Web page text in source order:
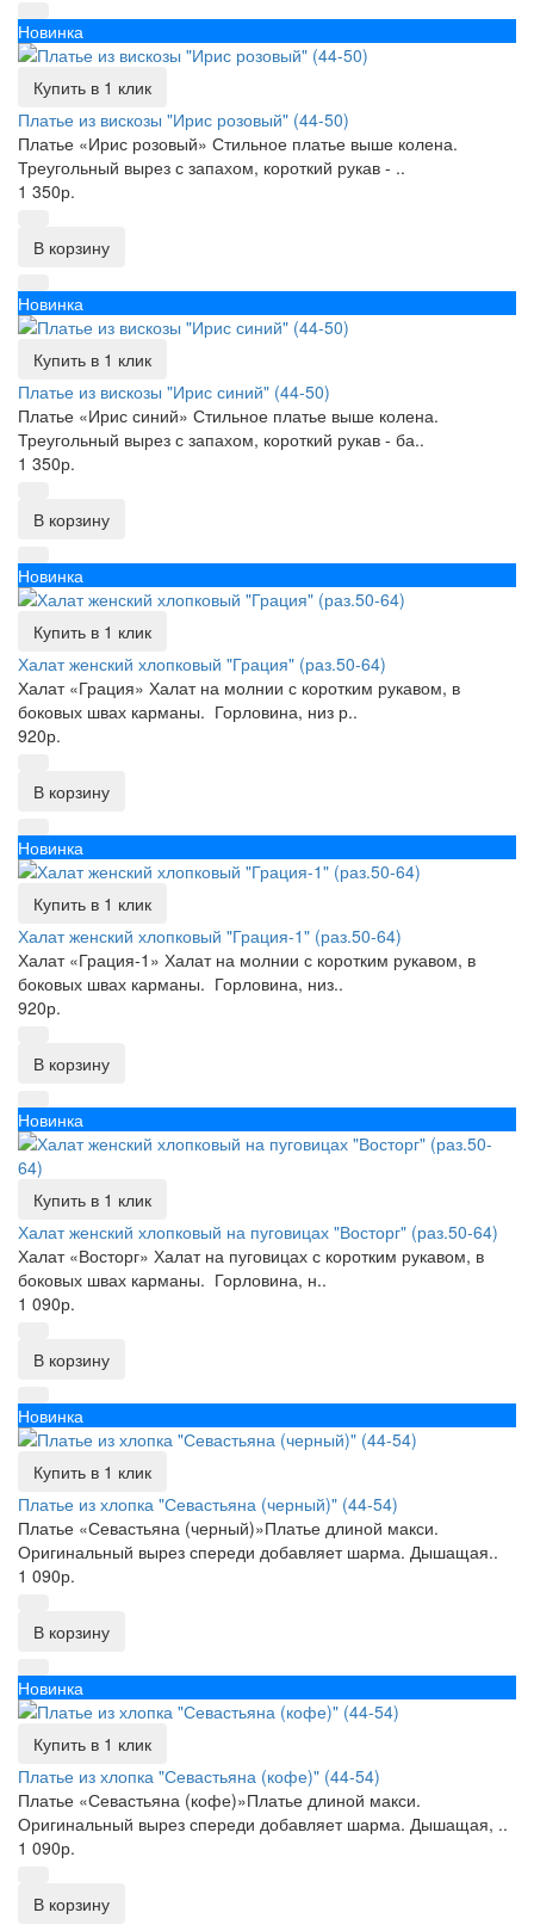
Новинка
Купить в 1 клик
Платье из вискозы "Ирис розовый" (44-50)
Платье «Ирис розовый» Стильное платье выше колена.
Треугольный вырез с запахом, короткий рукав - ..
1 350р.
В корзину
Новинка
Купить в 1 клик
Платье из вискозы "Ирис синий" (44-50)
Платье «Ирис синий» Стильное платье выше колена.
Треугольный вырез с запахом, короткий рукав - ба..
1 350р.
В корзину
Новинка
Купить в 1 клик
Халат женский хлопковый "Грация" (раз.50-64)
Халат «Грация» Халат на молнии с коротким рукавом, в
боковых швах карманы. Горловина, низ р..
920р.
В корзину
Новинка
Купить в 1 клик
Халат женский хлопковый "Грация-1" (раз.50-64)
Халат «Грация-1» Халат на молнии с коротким рукавом, в
боковых швах карманы. Горловина, низ..
920р.
В корзину
Новинка
Купить в 1 клик
Халат женский хлопковый на пуговицах "Восторг" (раз.50-64)
Халат «Восторг» Халат на пуговицах с коротким рукавом, в
боковых швах карманы. Горловина, н..
1 090р.
В корзину
Новинка
Купить в 1 клик
Платье из хлопка "Севастьяна (черный)" (44-54)
Платье «Севастьяна (черный)»Платье длиной макси.
Оригинальный вырез спереди добавляет шарма. Дышащая..
1 090р.
В корзину
Новинка
Купить в 1 клик
Платье из хлопка "Севастьяна (кофе)" (44-54)
Платье «Севастьяна (кофе)»Платье длиной макси.
Оригинальный вырез спереди добавляет шарма. Дышащая, ..
1 090р.
В корзину